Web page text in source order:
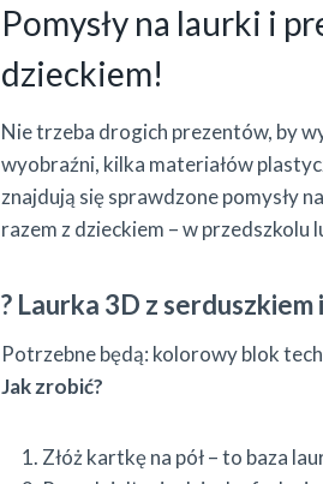
Pomysły na laurki i
dzieckiem!
Nie trzeba drogich prezentów, by
wyobraźni, kilka materiałów
znajdują się sprawdzone pomysły
razem z dzieckiem – w przedszkolu
? Laurka 3D z serduszkiem
Potrzebne będą: kolorowy blok
Jak zrobić?
Złóż kartkę na pół – to baza